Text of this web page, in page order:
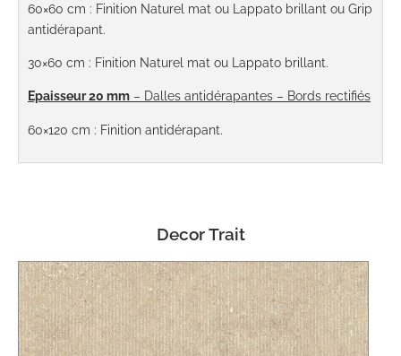
60×60 cm : Finition Naturel mat ou Lappato brillant ou Grip
antidérapant.
30×60 cm : Finition Naturel mat ou Lappato brillant.
Epaisseur 20 mm – Dalles antidérapantes – Bords rectifiés
60×120 cm : Finition antidérapant.
Decor Trait